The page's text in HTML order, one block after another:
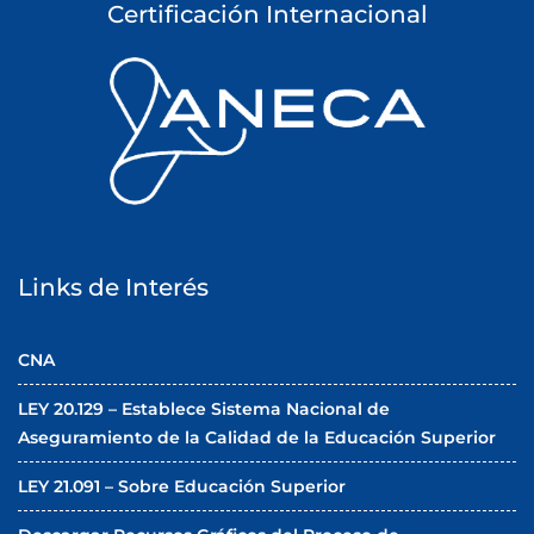
Certificación Internacional
Links de Interés
CNA
LEY 20.129 – Establece Sistema Nacional de
Aseguramiento de la Calidad de la Educación Superior
LEY 21.091 – Sobre Educación Superior